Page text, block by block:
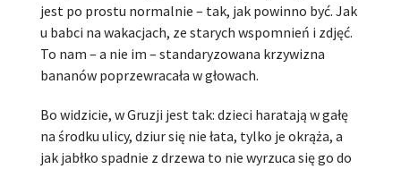
jest po prostu normalnie – tak, jak powinno być. Jak
u babci na wakacjach, ze starych wspomnień i zdjęć.
To nam – a nie im – standaryzowana krzywizna
bananów poprzewracała w głowach.
Bo widzicie, w Gruzji jest tak: dzieci haratają w gałę
na środku ulicy, dziur się nie łata, tylko je okrąża, a
jak jabłko spadnie z drzewa to nie wyrzuca się go do